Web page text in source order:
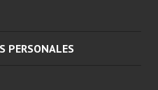
PERSONALES